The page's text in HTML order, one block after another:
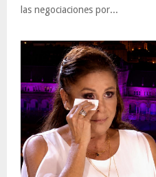
las negociaciones por...